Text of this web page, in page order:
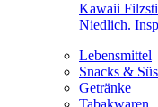
Kawaii
Niedlich.
Lebensmittel
Snacks &
Getränke
Tabakwaren